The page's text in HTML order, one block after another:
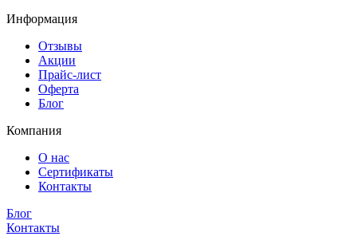
Информация
Отзывы
Акции
Прайс-лист
Оферта
Блог
Компания
О нас
Сертификаты
Контакты
Блог
Контакты